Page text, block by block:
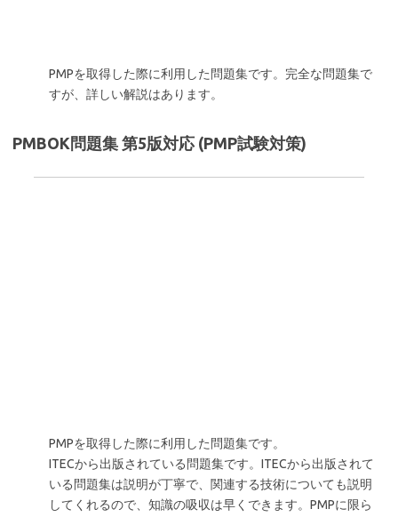
PMPを取得した際に利用した問題集です。完全な問題集で
すが、詳しい解説はあります。
PMBOK問題集 第5版対応 (PMP試験対策)
PMPを取得した際に利用した問題集です。
ITECから出版されている問題集です。ITECから出版されて
いる問題集は説明が丁寧で、関連する技術についても説明
してくれるので、知識の吸収は早くできます。PMPに限ら